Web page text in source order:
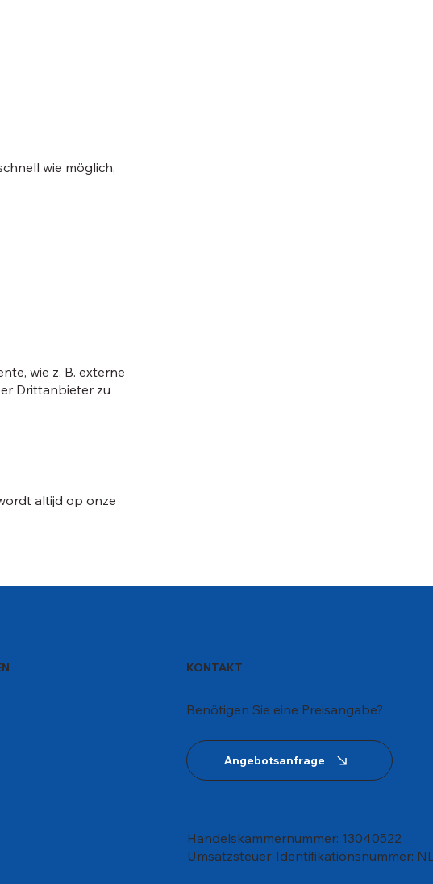
wie möglich,
wie z. B. externe
Drittanbieter zu
altijd op onze
KONTAKT
Benötigen Sie eine Preisangabe?
Angebotsanfrage
Handelskammernummer: 13040522
Umsatzsteuer-Identifikationsnummer: